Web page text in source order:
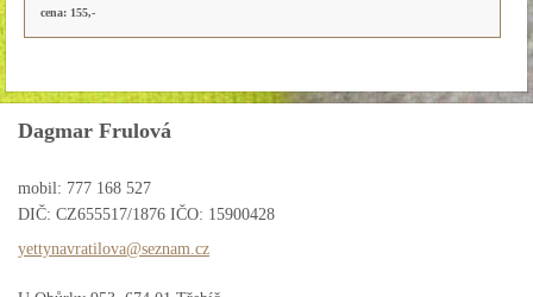
cena: 155,-
Dagmar Frulová
mobil: 777 168 527
DIČ: CZ655517/1876 IČO: 15900428
yettynavratilova@seznam. cz